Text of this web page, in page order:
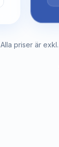
Alla priser är